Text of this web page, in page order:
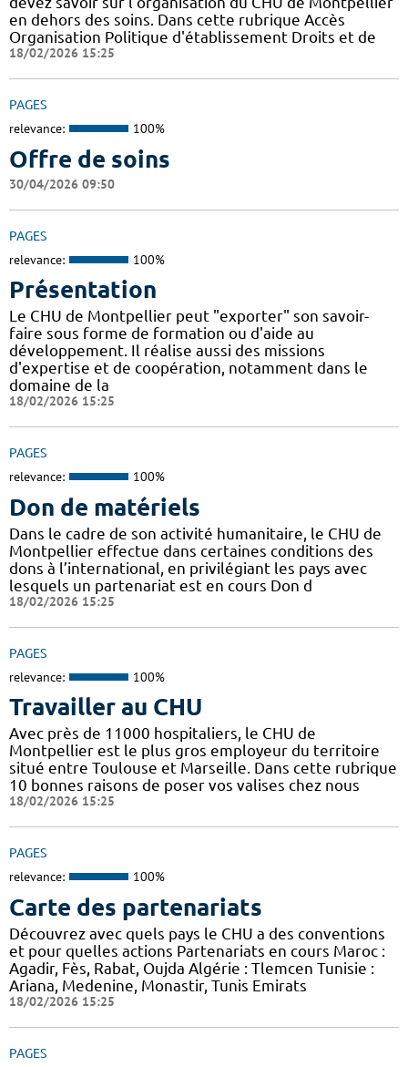
en dehors des soins. Dans cette rubrique Accès
Organisation Politique d'établissement Droits et de
18/02/2026 15:25
PAGES
relevance: 100%
Offre de soins
30/04/2026 09:50
PAGES
relevance: 100%
Présentation
Le CHU de Montpellier peut "exporter" son savoir-
faire sous forme de formation ou d'aide au
développement. Il réalise aussi des missions
d'expertise et de coopération, notamment dans le
domaine de la
18/02/2026 15:25
PAGES
relevance: 100%
Don de matériels
Dans le cadre de son activité humanitaire, le CHU de
Montpellier effectue dans certaines conditions des
dons à l’international, en privilégiant les pays avec
lesquels un partenariat est en cours Don d
18/02/2026 15:25
PAGES
relevance: 100%
Travailler au CHU
Avec près de 11000 hospitaliers, le CHU de
Montpellier est le plus gros employeur du territoire
situé entre Toulouse et Marseille. Dans cette rubrique
10 bonnes raisons de poser vos valises chez nous
18/02/2026 15:25
PAGES
relevance: 100%
Carte des partenariats
Découvrez avec quels pays le CHU a des conventions
et pour quelles actions Partenariats en cours Maroc :
Agadir, Fès, Rabat, Oujda Algérie : Tlemcen Tunisie :
Ariana, Medenine, Monastir, Tunis Emirats
18/02/2026 15:25
PAGES